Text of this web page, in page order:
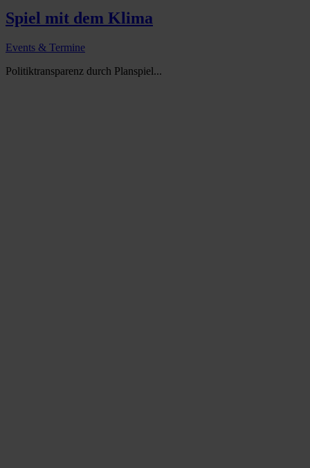
Spiel mit dem Klima
Events & Termine
Politiktransparenz durch Planspiel...